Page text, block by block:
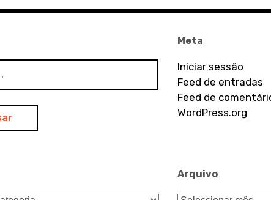
Meta
Iniciar sessão
Feed de entradas
Feed de
WordPress.org
Arquivo